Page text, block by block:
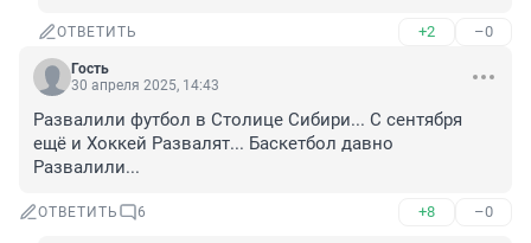
ОТВЕТИТЬ +2 –0
Гость
30 апреля 2025, 14:43
Развалили футбол в Столице Сибири... С сентября
ещё и Хоккей Развалят... Баскетбол давно
Развалили...
ОТВЕТИТЬ 6 +8 –0